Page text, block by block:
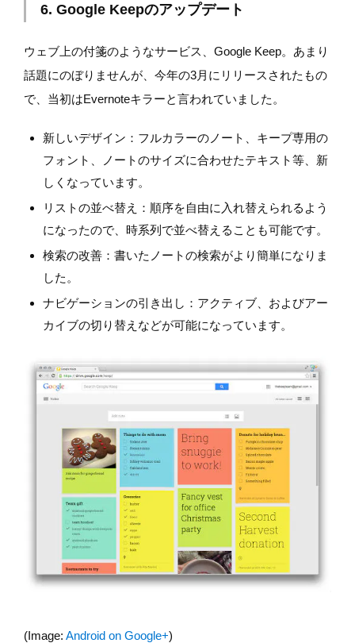
6. Google Keepのアップデート
ウェブ上の付箋のようなサービス、Google Keep。あまり
話題にのぼりませんが、今年の3月にリリースされたもの
で、当初はEvernoteキラーと言われていました。
新しいデザイン：フルカラーのノート、キープ専用の
フォント、ノートのサイズに合わせたテキスト等、新
しくなっています。
リストの並べ替え：順序を自由に入れ替えられるよう
になったので、時系列で並べ替えることも可能です。
検索の改善：書いたノートの検索がより簡単になりま
した。
ナビゲーションの引き出し：アクティブ、およびアー
カイブの切り替えなどが可能になっています。
(Image: Android on Google+)